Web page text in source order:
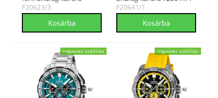
F20623/3
F20623/3
F20641/1
ingyenes szállítás ingyenes szállítás